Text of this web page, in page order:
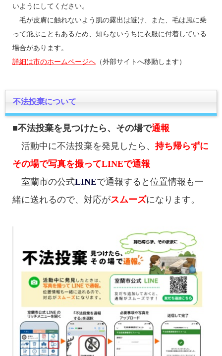
いようにしてください。
毛が皮膚に触れないよう肌の露出は避け、また、毛は風に乗
って飛ぶこともあるため、知らないうちに衣服に付着している
場合があります。
詳細は市のホームページへ （外部サイトへ移動します）
不法投棄について
■不法投棄を見つけたら、その場で通報
活動中に不法投棄を発見したら、 持ち帰らずに
その場で写真を撮ってLINEで通報
室蘭市の公式LINEで通報すると位置情報も一
緒に送れるので、対応がスムーズになります。